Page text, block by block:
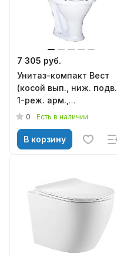
7 305 руб.
Унитаз-компакт Вест
(косой вып., ниж. подв.,
1-реж. арм.,
сид.полипропилен),
0 Есть в наличии
В корзину